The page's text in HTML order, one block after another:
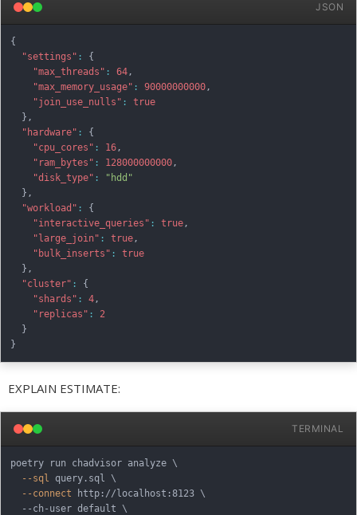
JSON
{
"settings" :
{
"max_threads" : 64,
"max_memory_usage" : 90000000000,
"join_use_nulls" :
true
} ,
"hardware" :
{
"cpu_cores" : 16,
"ram_bytes" : 128000000000,
"disk_type" :
"hdd"
} ,
"workload" :
{
"interactive_queries" : true,
"large_join" : true,
"bulk_inserts" :
true
} ,
"cluster" :
{
"shards" : 4,
"replicas" :
2
}
}
EXPLAIN ESTIMATE:
TERMINAL
poetry run chadvisor analyze \
--sql query.sql \
--connect http://localhost:8123 \
  --ch-user default
\